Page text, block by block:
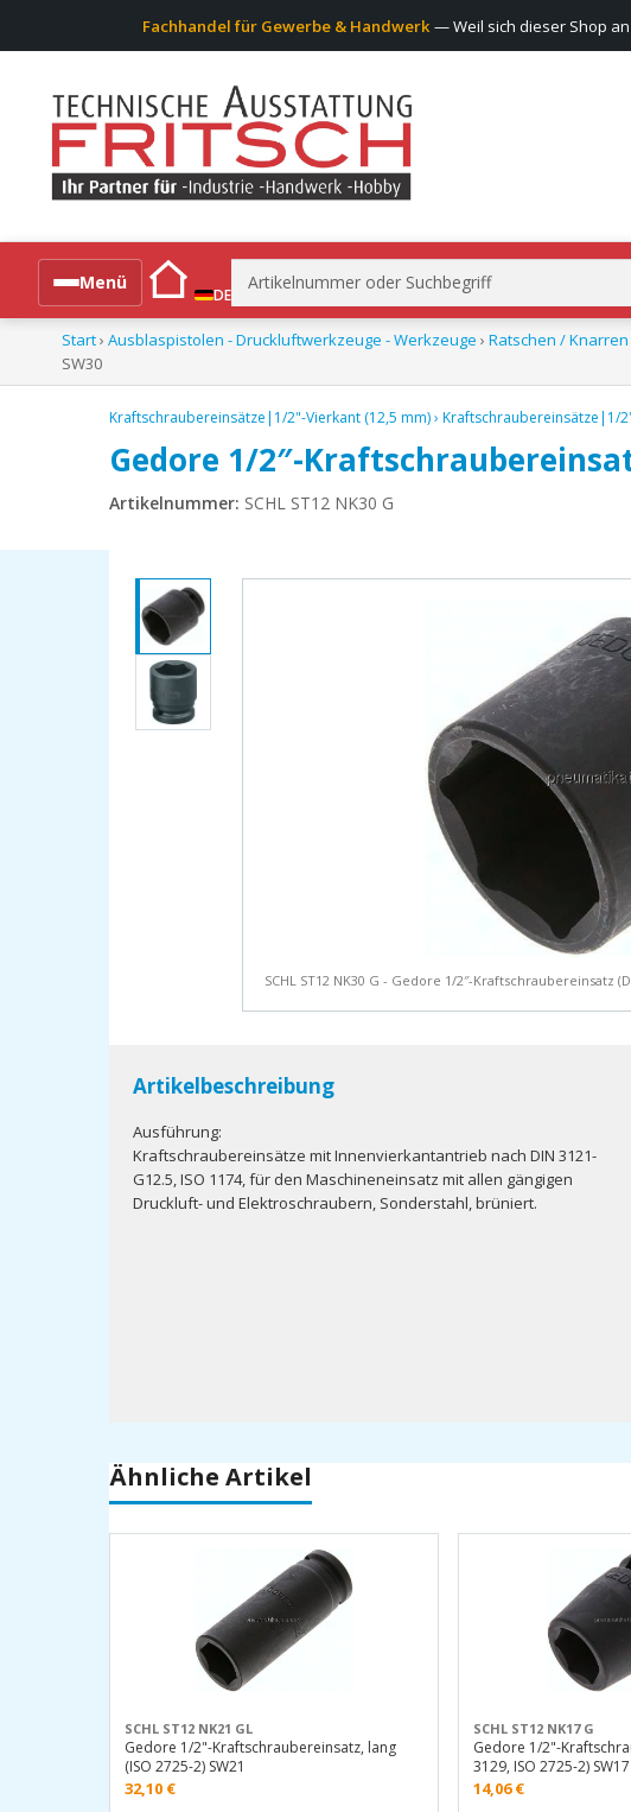
Fachhandel für Gewerbe & Handwerk — Weil sich dieser Shop
Menü
DE
Suchen
nach:
Alle Produkte
Start› Ausblaspistolen - Druckluftwerkzeuge - Werkzeuge › Ratschen / Knarren
SW30
Kraftschraubereinsätze|1/2"-Vierkant (12,5 mm)› Kraftschraubereinsätze|1/
Gedore 1/2″-
Artikelnummer: SCHL ST12 NK30 G
SCHL ST12 NK30 G - Gedore 1/2″-Kraftschraubereinsatz
Artikelbeschreibung
Ausführung:
Kraftschraubereinsätze mit Innenvierkantantrieb nach DIN 3121-
G12.5, ISO 1174, für den Maschineneinsatz mit allen gängigen
Druckluft- und Elektroschraubern, Sonderstahl, brüniert.
Ähnliche Artikel
SCHL ST12 NK21 GL
Gedore 1/2"-Kraftschraubereinsatz, lang
(ISO 2725-2) SW21
32,10 €
SCHL ST12 NK17 G
Gedore 1/2"-
3129, ISO 2725-2) SW17
14,06€